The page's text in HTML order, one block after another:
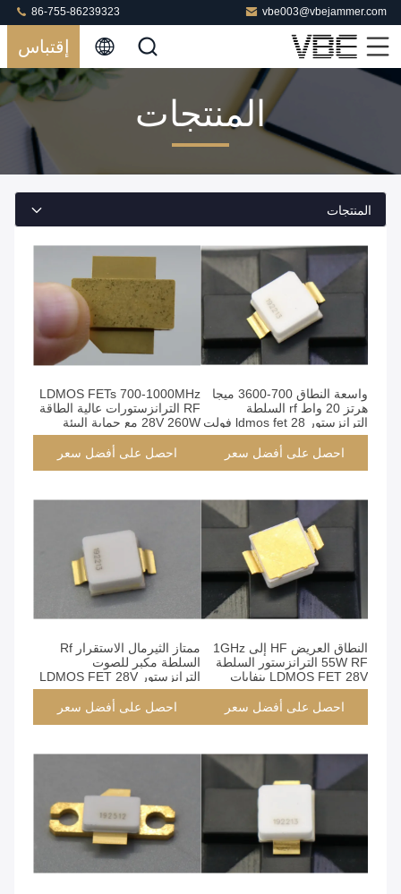
vbe003@vbejammer.com
86-755-86239323
إقتباس
المنتجات
المنتجات
واسعة النطاق 700-3600 ميجا
هرتز 20 واط rf السلطة
الترانزستور ldmos fet 28 فولت
واسعة النطاق ldmos
الترانزستور ، الترانزستورات
احصل على أفضل سعر
LDMOS FETs 700-1000MHz
RF الترانزستورات عالية الطاقة
28V 260W مع حماية البيئة
والتنمية المستدامة المتكاملة
احصل على أفضل سعر
النطاق العريض HF إلى 1GHz
55W RF الترانزستور السلطة
LDMOS FET 28V بنفايات
متوافقة
احصل على أفضل سعر
ممتاز الثيرمال الاستقرار Rf
السلطة مكبر للصوت
الترانزستور LDMOS FET 28V
دائم
احصل على أفضل سعر